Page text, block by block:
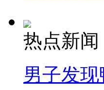
热点新闻
男子发